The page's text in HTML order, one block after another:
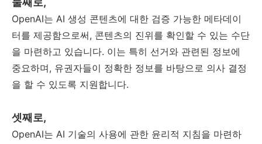
OpenAI는 AI 생성 콘텐츠에 대한 검증 가능한 메타데이
터를 제공함으로써, 콘텐츠의 진위를 확인할 수 있는 수단
을 마련하고 있습니다. 이는 특히 선거와 관련된 정보에
중요하며, 유권자들이 정확한 정보를 바탕으로 의사 결정
을 할 수 있도록 지원합니다.
셋째로,
OpenAI는 AI 기술의 사용에 관한 윤리적 지침을 마련하